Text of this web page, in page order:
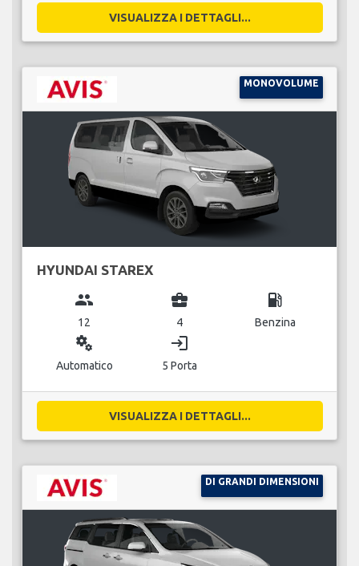
VISUALIZZA I DETTAGLI...
MONOVOLUME
HYUNDAI STAREX
group
12
business_center
4
local_gas_station
Benzina
miscellaneous_services
Automatico
login
5 Porta
VISUALIZZA I DETTAGLI...
DI GRANDI DIMENSIONI